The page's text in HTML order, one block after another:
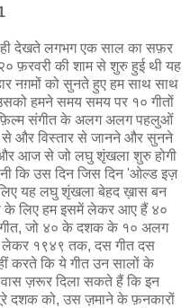
देखते लगभग एक साल का सफ़र
फ़रवरी की शाम से शुरु हुई थी यह
नग़मों को सुनते हुए हम साथ साथ
हमने समय समय पर १० गीतों
फ़िल्म संगीत के अलग अलग पहलुओं
से और विस्तार से जानने और सुनने
आज से जो लघु शृंखला शुरु होगी
कि उस दिन जिस दिन 'ओल्ड इज़
यह लघु शृंखला बेहद ख़ास बन
के लिए हम इसमें लेकर आए हैं ४०
जो ४० के दशक के १० अलग
लेकर १९४९ तक, दस गीत दस
करते कि ये गीत उन सालों के
ज़रूर दिला सकते हैं कि इन
दशक को, उस ज़माने के फ़नकारों